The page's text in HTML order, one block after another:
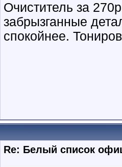
Очиститель за
забрызганные
спокойнее.
Re: Белый список